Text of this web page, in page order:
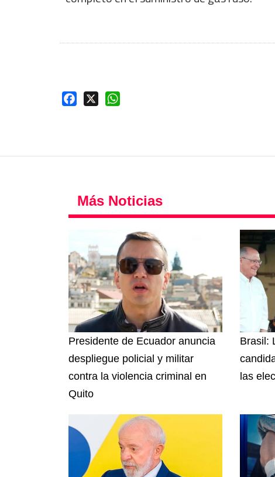
Facebook
Más Noticias
Presidente de Ecuador anuncia
despliegue policial y militar
contra la violencia criminal en
Quito
Brasil:
las